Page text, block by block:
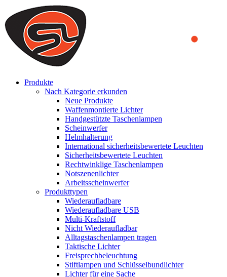
We use cookies to ensure that we provide you the best experience
on our website. By continuing to browse this website, you accept
that cookies are used to help us analyze how the website is used and
to offer you a better experience. To learn more or to find out how
you can disable cookies, you can access our
Produkte
Nach Kategorie erkunden
Neue Produkte
Waffenmontierte Lichter
Handgestützte Taschenlampen
Scheinwerfer
Helmhalterung
International sicherheitsbewertete Leuchten
Sicherheitsbewertete Leuchten
Rechtwinklige Taschenlampen
Notszenenlichter
Arbeitsscheinwerfer
Produkttypen
Wiederaufladbare
Wiederaufladbare USB
Multi-Kraftstoff
Nicht Wiederaufladbar
Alltagstaschenlampen tragen
Taktische Lichter
Freisprechbeleuchtung
Stiftlampen und Schlüsselbundlichter
Lichter für eine Sache